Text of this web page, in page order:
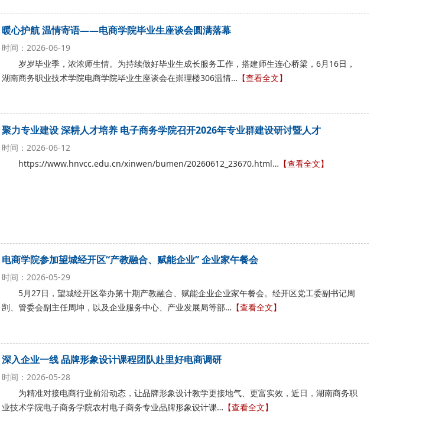
暖心护航 温情寄语——电商学院毕业生座谈会圆满落幕
时间：2026-06-19
岁岁毕业季，浓浓师生情。为持续做好毕业生成长服务工作，搭建师生连心桥梁，6月16日，
湖南商务职业技术学院电商学院毕业生座谈会在崇理楼306温情… 【查看全文】
聚力专业建设 深耕人才培养 电子商务学院召开2026年专业群建设研讨暨人才
时间：2026-06-12
https://www.hnvcc.edu.cn/xinwen/bumen/20260612_23670.html… 【查看全文】
电商学院参加望城经开区“产教融合、赋能企业” 企业家午餐会
时间：2026-05-29
5月27日，望城经开区举办第十期产教融合、赋能企业企业家午餐会。经开区党工委副书记周
剀、管委会副主任周坤，以及企业服务中心、产业发展局等部… 【查看全文】
深入企业一线 品牌形象设计课程团队赴里好电商调研
时间：2026-05-28
为精准对接电商行业前沿动态，让品牌形象设计教学更接地气、更富实效，近日，湖南商务职
业技术学院电子商务学院农村电子商务专业品牌形象设计课… 【查看全文】